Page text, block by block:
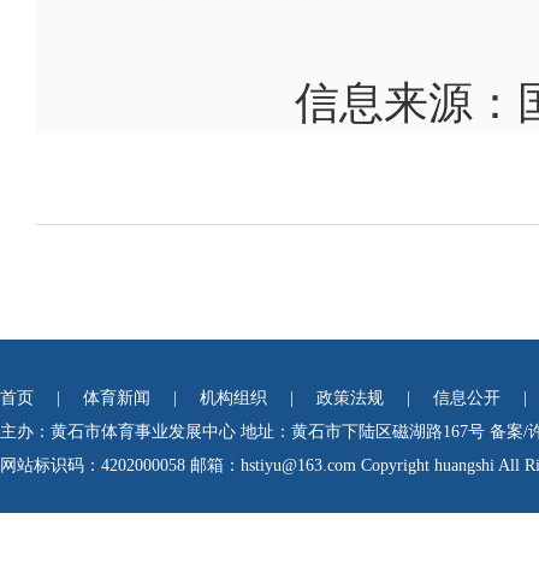
信息来源：
首页 体育新闻 机构组织 政策法规 信息公开
主办：黄石市体育事业发展中心 地址：黄石市下陆区磁湖路167号 备案/
网站标识码：4202000058 邮箱：hstiyu@163.com Copyright huangshi All